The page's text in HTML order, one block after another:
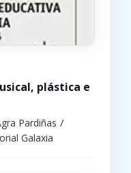
plástica e
Pardiñas
Galaxia